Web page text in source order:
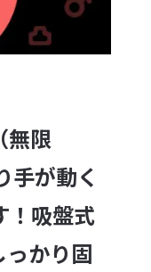
無限
手が動く
！吸盤式
かり固